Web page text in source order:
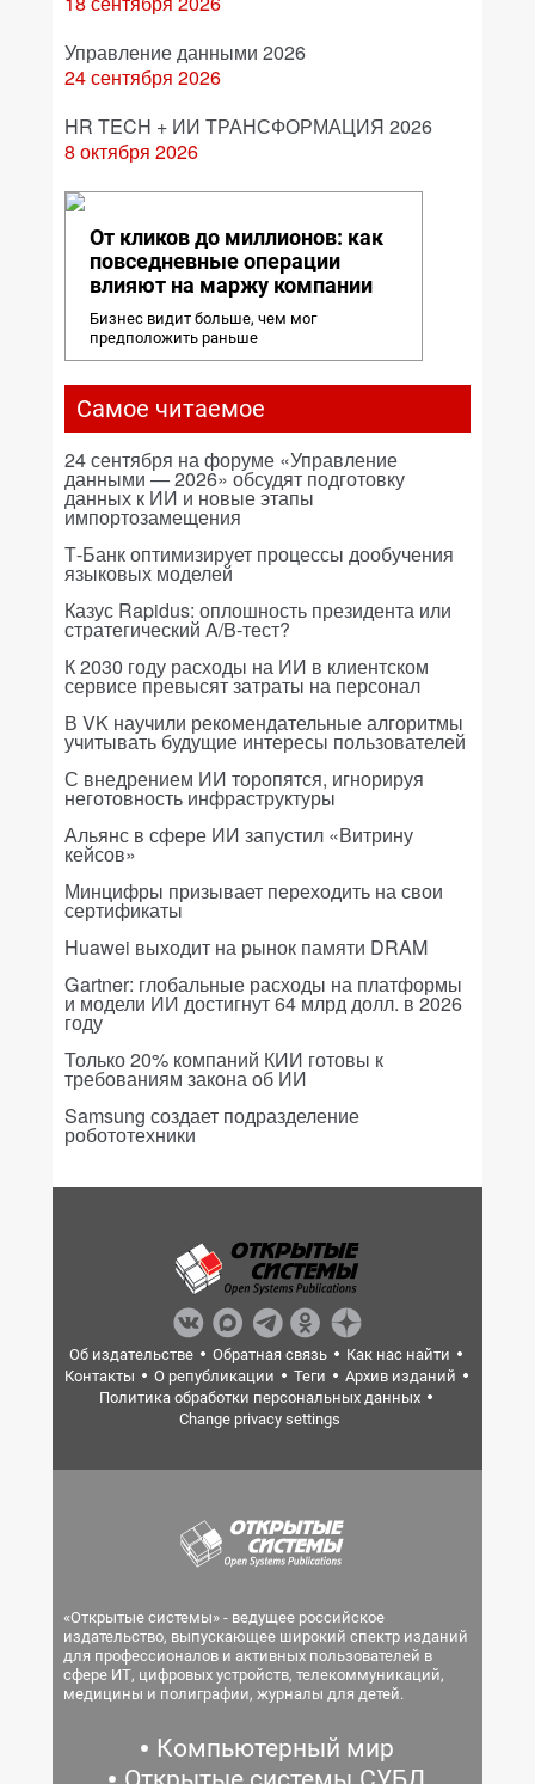
Управление данными 2026
24 сентября 2026
HR TECH + ИИ ТРАНСФОРМАЦИЯ 2026
8 октября 2026
От кликов до миллионов: как
повседневные операции
влияют на маржу компании
Бизнес видит больше, чем мог
предположить раньше
Самое читаемое
24 сентября на форуме «Управление
данными — 2026» обсудят подготовку
данных к ИИ и новые этапы
импортозамещения
Т-Банк оптимизирует процессы дообучения
языковых моделей
Казус Rapidus: оплошность президента или
стратегический A/B-тест?
К 2030 году расходы на ИИ в клиентском
сервисе превысят затраты на персонал
В VK научили рекомендательные алгоритмы
учитывать будущие интересы пользователей
С внедрением ИИ торопятся, игнорируя
неготовность инфраструктуры
Альянс в сфере ИИ запустил «Витрину
кейсов»
Минцифры призывает переходить на свои
сертификаты
Huawei выходит на рынок памяти DRAM
Gartner: глобальные расходы на платформы
и модели ИИ достигнут 64 млрд долл. в 2026
году
Только 20% компаний КИИ готовы к
требованиям закона об ИИ
Samsung создает подразделение
робототехники
Об издательстве Обратная связь
Как нас найти
Контакты
О републикации Теги
Архив изданий
Политика обработки персональных данных
Change privacy settings
«Открытые системы» - ведущее российское
издательство, выпускающее широкий спектр изданий
для профессионалов и активных пользователей в
сфере ИТ, цифровых устройств, телекоммуникаций,
медицины и полиграфии, журналы для детей.
Компьютерный мир